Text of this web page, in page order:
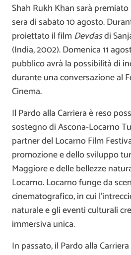
Shah Rukh Khan sarà premiato
sera di sabato 10 agosto.
proiettato il filmDevdasdi
(India, 2002). Domenica 11
pubblico avrà la possibilità di
durante una conversazione al
Cinema.
Il Pardo alla Carriera è reso
sostegno di Ascona-Locarno
partner del Locarno Film
promozione e dello sviluppo
Maggiore e delle bellezze
Locarno. Locarno funge da
cinematografico, in cui
naturale e gli eventi culturali
immersiva unica.
In passato, il Pardo alla